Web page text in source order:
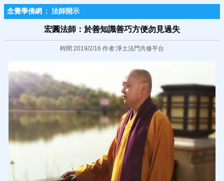
念覺學佛網 : 法師開示
宏圓法師：於善知識善巧方便勿見過失
時間:2019/2/16 作者:淨土法門共修平台